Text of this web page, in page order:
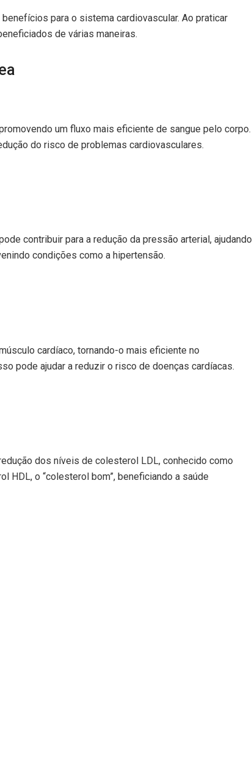
para o sistema cardiovascular. Ao praticar
de várias maneiras.
um fluxo mais eficiente de sangue pelo corpo.
do risco de problemas cardiovasculares.
contribuir para a redução da pressão arterial, ajudando
condições como a hipertensão.
cardíaco, tornando-o mais eficiente no
pode ajudar a reduzir o risco de doenças cardíacas.
dos níveis de colesterol LDL, conhecido como
HDL, o “colesterol bom”, beneficiando a saúde